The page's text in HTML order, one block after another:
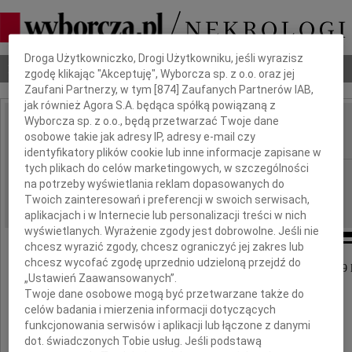
Nekrologi Odeszli Poradnik pogrzebowy
IMIĘ I NAZWISKO: Irena Bus
REGION: Katowice
DATA EMISJI: 18.11.2021
W dniu 7 listopada 2021 roku zmarła w wieku 79
Dbamy o Twoją prywatność
Droga Użytkowniczko, Drogi Użytkowniku, jeśli wyrazisz
zgodę klikając "Akceptuję", Wyborcza sp. z o.o. oraz jej
Zaufani Partnerzy, w tym [874 ] Zaufanych Partnerów IAB,
jak również Agora S.A. będąca spółką powiązaną z
Wyborcza sp. z o.o., będą przetwarzać Twoje dane
osobowe takie jak adresy IP, adresy e-mail czy
identyfikatory plików cookie lub inne informacje zapisane w
tych plikach do celów marketingowych, w szczególności
na potrzeby wyświetlania reklam dopasowanych do
Twoich zainteresowań i preferencji w swoich serwisach,
aplikacjach i w Internecie lub personalizacji treści w nich
wyświetlanych. Wyrażenie zgody jest dobrowolne. Jeśli nie
chcesz wyrazić zgody, chcesz ograniczyć jej zakres lub
chcesz wycofać zgodę uprzednio udzieloną przejdź do
„Ustawień Zaawansowanych”.
Twoje dane osobowe mogą być przetwarzane także do
celów badania i mierzenia informacji dotyczących
funkcjonowania serwisów i aplikacji lub łączone z danymi
dot. świadczonych Tobie usług. Jeśli podstawą